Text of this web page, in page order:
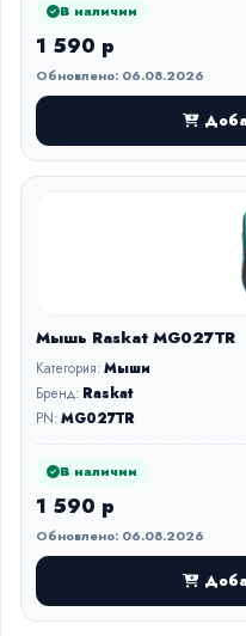
В наличии
1 590 р
Обновлено: 06.08.2026
Мышь Raskat MG027TR
Категория:Мыши
Бренд: Raskat
PN:MG027TR
В наличии
1 590 р
Обновлено: 06.08.2026